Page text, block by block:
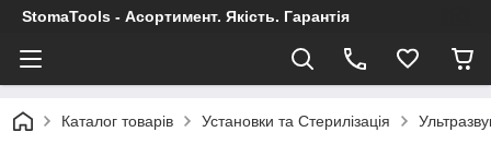
StomaTools - Асортимент. Якість. Гарантія
Каталог товарів Установки та Стерилізація